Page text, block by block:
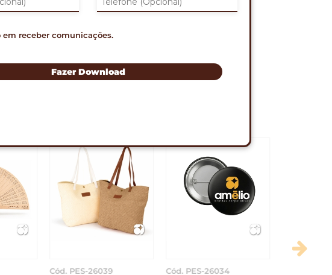
em receber comunicações.
Fazer Download
RÁPIDO PELO WHATSAPP
Cód. PES-26034 Cód. PES-57045